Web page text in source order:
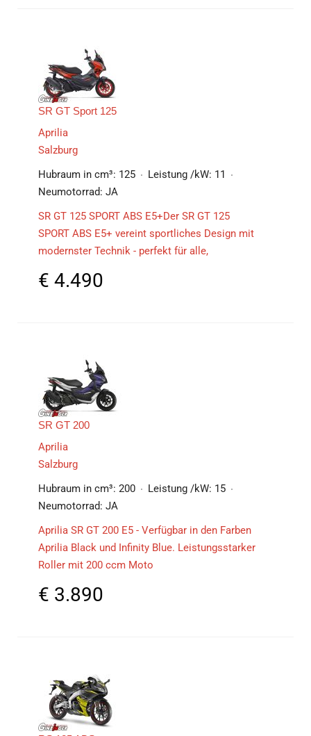
SR GT Sport 125
Aprilia
Salzburg
Hubraum in cm³: 125 Leistung /kW: 11
Neumotorrad: JA
SR GT 125 SPORT ABS E5+Der SR GT 125
SPORT ABS E5+ vereint sportliches Design mit
modernster Technik - perfekt für alle,
€ 4.490
SR GT 200
Aprilia
Salzburg
Hubraum in cm³: 200 Leistung /kW: 15
Neumotorrad: JA
Aprilia SR GT 200 E5 - Verfügbar in den Farben
Aprilia Black und Infinity Blue. Leistungsstarker
Roller mit 200 ccm Moto
€ 3.890